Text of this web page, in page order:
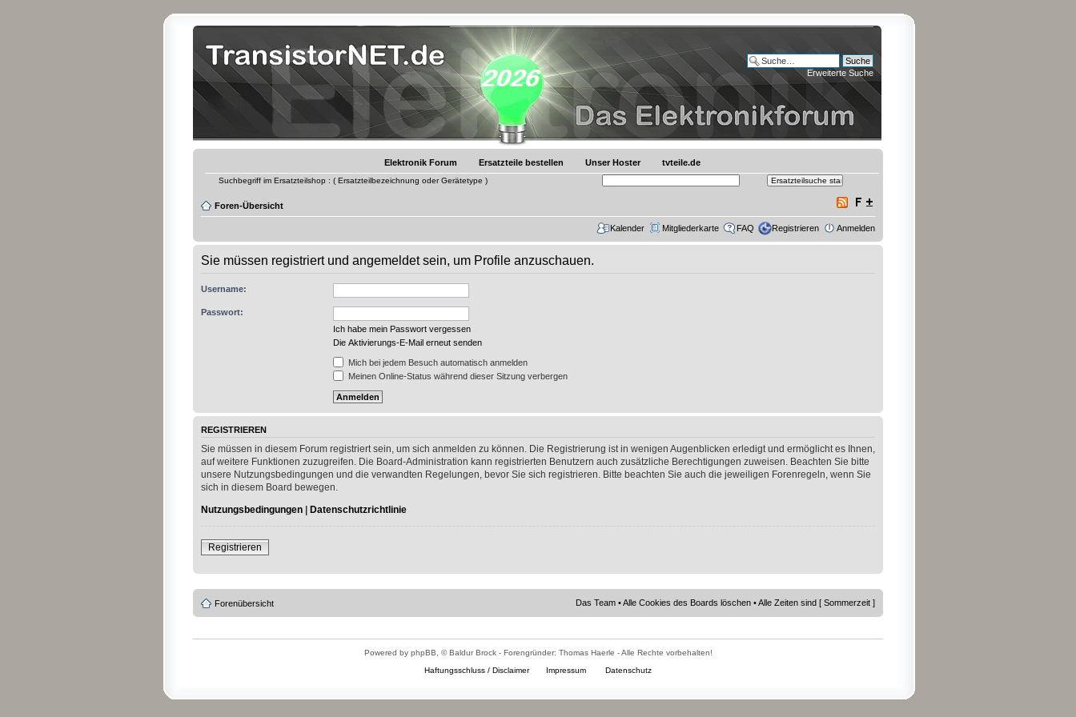
Erweiterte Suche
Elektronik Forum Ersatzteile bestellen Unser Hoster tvteile.de
Suchbegriff im Ersatzteilshop : ( Ersatzteilbezeichnung oder Gerätetype )
Foren-Übersicht
Kalender Mitgliederkarte FAQ Registrieren Anmelden
Sie müssen registriert und angemeldet sein, um Profile anzuschauen.
Username:
Passwort:
Ich habe mein Passwort vergessen
Die Aktivierungs-E-Mail erneut senden
Mich bei jedem Besuch automatisch anmelden
Meinen Online-Status während dieser Sitzung verbergen
REGISTRIEREN
Sie müssen in diesem Forum registriert sein, um sich anmelden zu können. Die Registrierung ist in wenigen Augenblicken erledigt und ermöglicht es Ihnen,
auf weitere Funktionen zuzugreifen. Die Board-Administration kann registrierten Benutzern auch zusätzliche Berechtigungen zuweisen. Beachten Sie bitte
unsere Nutzungsbedingungen und die verwandten Regelungen, bevor Sie sich registrieren. Bitte beachten Sie auch die jeweiligen Forenregeln, wenn Sie
sich in diesem Board bewegen.
Nutzungsbedingungen | Datenschutzrichtlinie
Registrieren
Forenübersicht Das Team •Alle Cookies des Boards löschen • Alle Zeiten sind [ Sommerzeit ]
Powered by phpBB, © Baldur Brock - Forengründer: Thomas Haerle - Alle Rechte vorbehalten!
Haftungsschluss / Disclaimer
Impressum Datenschutz